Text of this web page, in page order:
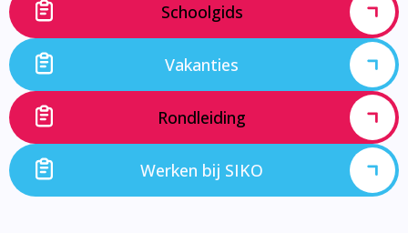
Schoolgids
Vakanties
Rondleiding
Werken bij SIKO